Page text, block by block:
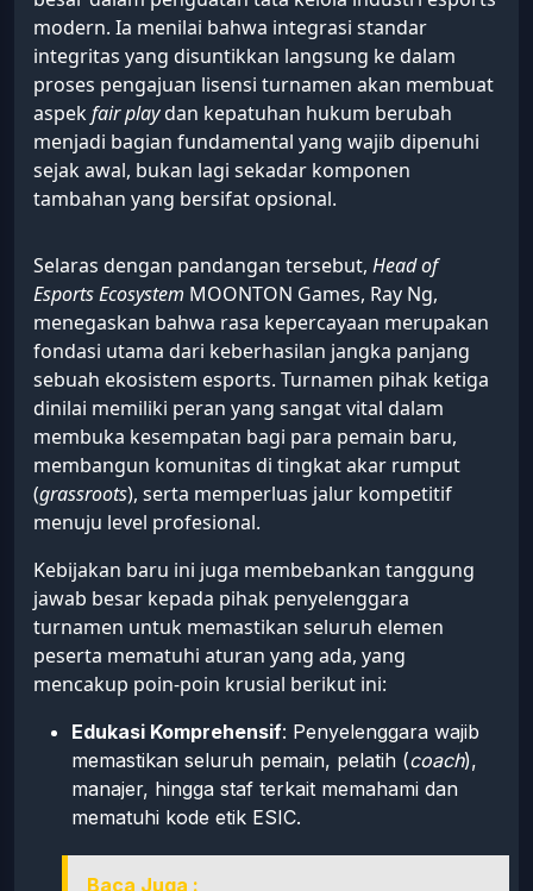
modern. Ia menilai bahwa integrasi standar
integritas yang disuntikkan langsung ke dalam
proses pengajuan lisensi turnamen akan membuat
aspekfair playdan kepatuhan hukum berubah
menjadi bagian fundamental yang wajib dipenuhi
sejak awal, bukan lagi sekadar komponen
tambahan yang bersifat opsional.
Selaras dengan pandangan tersebut, Head of
Esports Ecosystem MOONTON Games, Ray Ng,
menegaskan bahwa rasa kepercayaan merupakan
fondasi utama dari keberhasilan jangka panjang
sebuah ekosistem esports. Turnamen pihak ketiga
dinilai memiliki peran yang sangat vital dalam
membuka kesempatan bagi para pemain baru,
membangun komunitas di tingkat akar rumput
(grassroots), serta memperluas jalur kompetitif
menuju level profesional.
Kebijakan baru ini juga membebankan tanggung
jawab besar kepada pihak penyelenggara
turnamen untuk memastikan seluruh elemen
peserta mematuhi aturan yang ada, yang
mencakup poin-poin krusial berikut ini:
Edukasi Komprehensif: Penyelenggara wajib
memastikan seluruh pemain, pelatih (coach),
manajer, hingga staf terkait memahami dan
mematuhi kode etik ESIC.
Baca Juga :